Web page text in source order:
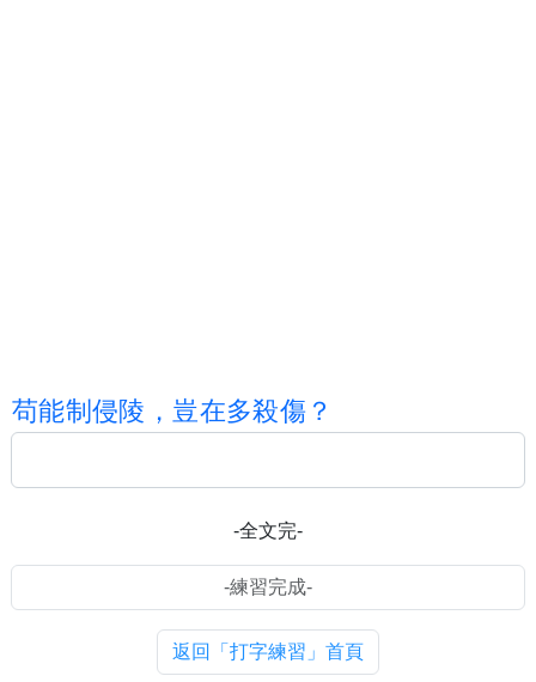
苟能制 侵陵 ， 豈在多殺傷 ？
-全文完-
返回「打字練習」首頁